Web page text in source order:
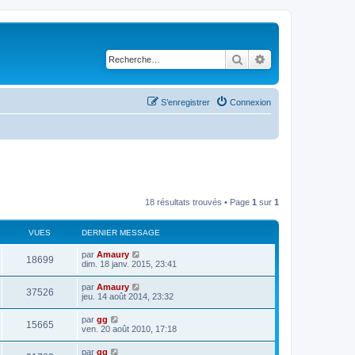
Rechercher
Connexion
S’enregistrer
18 résultats trouvés • Page 1 sur 1
VUES DERNIER MESSAGE
18699V
u
s
D
e
i
e
r
m
e
s
s
par Amaury
dim. 18 janv. 2015, 23:41
37526V
u
D
e
i
e
r
m
par Amaury
jeu. 14 août 2014, 23:32
15665V
u
D
e
par gg
ven. 20 août 2010, 17:18
D
par gg